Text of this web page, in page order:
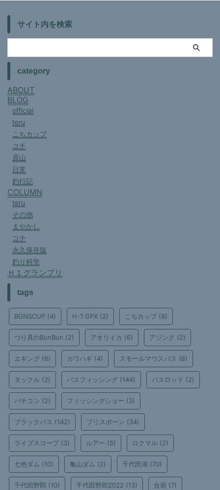
サイト内を検索
category
ABOUT
BLOG
official
teru
こちカップ
コチ
原山
日常
釣行記
COLUMN
teru
その他
まやかし
コチ
永久保存版
釣り科学
Ｈ１グランプリ
tags
BGNSCUP (4) H-1 GPX (2) こちカップ (8)
つり具のBunBun (2) アオリイカ (6) アジング (2)
エギング (8) カワハギ (4) スモールマウスバス (8)
タックル (2) バスフィッシング (144) バスロッド (2)
バチコン (2) フィッシングショー (3)
ブラックバス (142) プリスポーン (34)
ライブスコープ (3) ルアー (5) ロクマル (2)
七色ダム (10) 亀山ダム (2) 千代田湖 (70)
千代田野郎 (10) 千代田野郎2022 (13) 合宿 (7)